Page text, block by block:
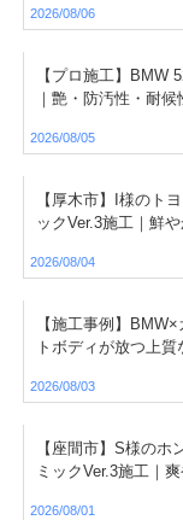
2026/08/06
【プロ施工】BMW
｜艶・防汚性・耐
2026/08/05
【厚木市】I様のト
ックVer.3施工｜鮮
2026/08/04
【施工事例】
トボディが放つ上質
2026/08/03
【座間市】S様のホ
ミックVer.3施工｜
2026/08/01